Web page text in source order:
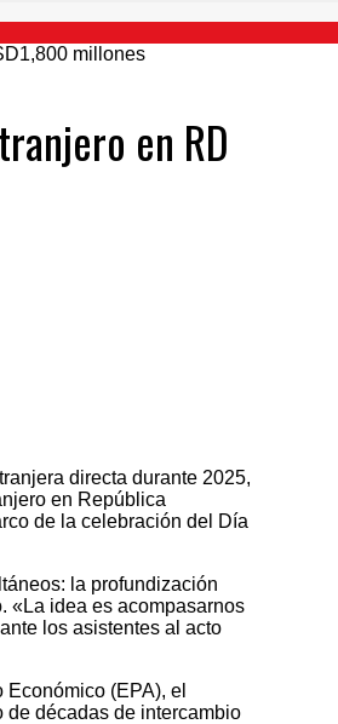
en RD
directa durante 2025,
en República
de la celebración del Día
la profundización
«La idea es acompasarnos
los asistentes al acto
(EPA), el
de décadas de intercambio